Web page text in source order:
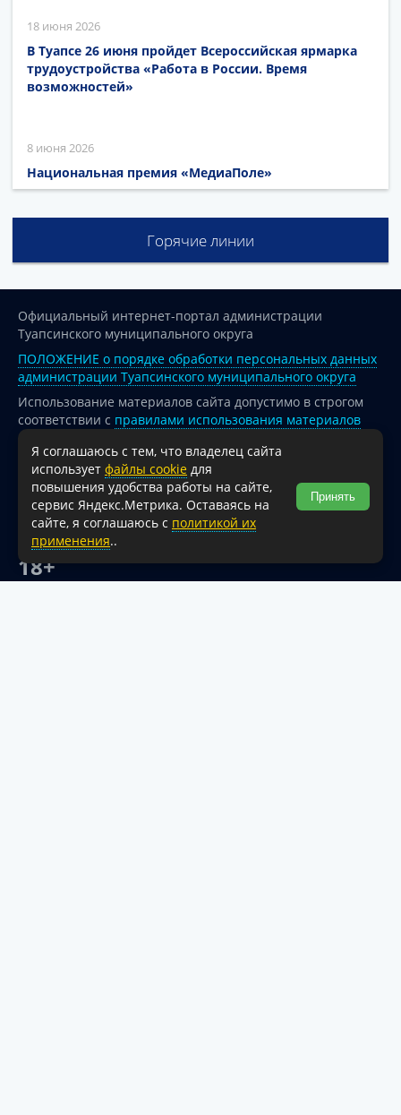
18 июня 2026
В Туапсе 26 июня пройдет Всероссийская ярмарка
трудоустройства «Работа в России. Время
возможностей»
8 июня 2026
Национальная премия «МедиаПоле»
Горячие линии
Официальный интернет-портал администрации
Туапсинского муниципального округа
ПОЛОЖЕНИЕ о порядке обработки персональных данных
администрации Туапсинского муниципального округа
Использование материалов сайта допустимо в строгом
соответствии с правилами использования материалов
опубликованных на сайте
При перепечатке и использовании информации ссылка
на источник обязательна.
Для сайтов и страниц сети Интернет обязательна
активная гиперссылка на официальный интернет-портал
администрации Туапсинского муниципального округа.
18+
Я соглашаюсь с тем, что владелец сайта
использует файлы cookie для
повышения удобства работы на сайте,
сервис Яндекс.Метрика. Оставаясь на
сайте, я соглашаюсь с политикой их
применения..
Принять